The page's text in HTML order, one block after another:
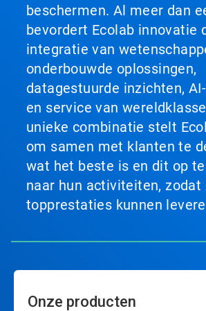
beschermen. Al meer dan
bevordert Ecolab innovatie
integratie van
onderbouwde oplossingen,
datagestuurde inzichten,
en service van
unieke combinatie stelt
om samen met klanten te
wat het beste is en dit op
naar hun activiteiten, zodat
topprestaties kunnen
Onze producten